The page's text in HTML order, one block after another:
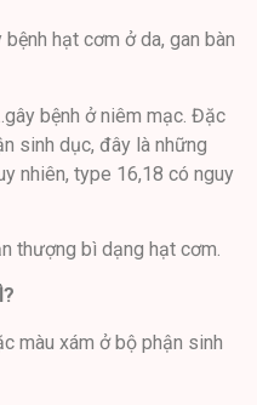
hạt cơm ở da, gan bàn
bệnh ở niêm mạc. Đặc
sinh dục, đây là những
nhiên, type 16,18 có nguy
thượng bì dạng hạt cơm.
màu xám ở bộ phận sinh